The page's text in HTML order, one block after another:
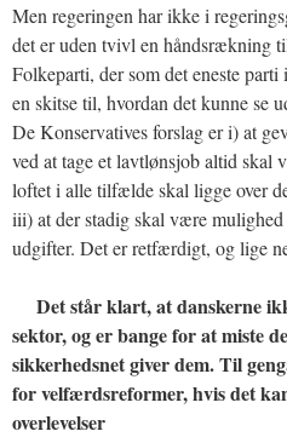
Men regeringen har ikke i
det er uden tvivl en håndsrækning
Folkeparti, der som det eneste
en skitse til, hvordan det kunne se
De Konservatives forslag er i) at
ved at tage et lavtlønsjob altid skal
loftet i alle tilfælde skal ligge over
iii) at der stadig skal være
udgifter. Det er retfærdigt, og lige
Det står klart, at danskerne
sektor, og er bange for at miste
sikkerhedsnet giver dem. Til
for velfærdsreformer, hvis det
overlevelser